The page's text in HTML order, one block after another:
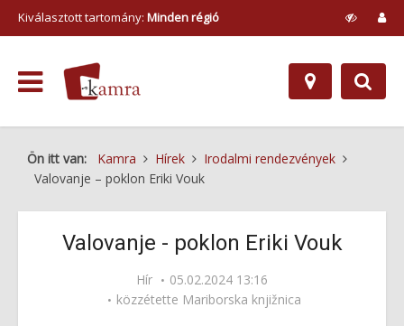
Kiválasztott tartomány: Minden régió
Ön itt van: Kamra Hírek
Irodalmi rendezvények
Valovanje – poklon Eriki Vouk
Valovanje - poklon Eriki Vouk
Hír
05.02.2024 13:16
közzétette Mariborska knjižnica